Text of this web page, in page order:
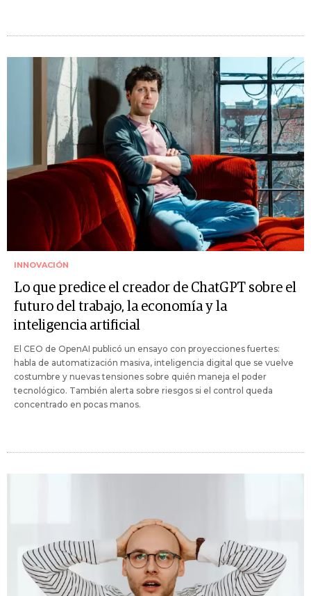
INNOVACIÓN
Lo que predice el creador de ChatGPT sobre el
futuro del trabajo, la economía y la
inteligencia artificial
El CEO de OpenAI publicó un ensayo con proyecciones fuertes:
habla de automatización masiva, inteligencia digital que se vuelve
costumbre y nuevas tensiones sobre quién maneja el poder
tecnológico. También alerta sobre riesgos si el control queda
concentrado en pocas manos.